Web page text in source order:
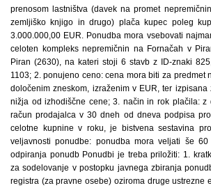
prenosom lastništva (davek na promet
zemljiško knjigo in drugo) plača kupec poleg
3.000.000,00 EUR. Ponudba mora vsebovati
celoten kompleks nepremičnin na Fornačah v
Piran (2630), na kateri stoji 6 stavb z ID-znaki
1103; 2. ponujeno ceno: cena mora biti za predmet
določenim zneskom, izraženim v EUR, ter
nižja od izhodiščne cene; 3. način in rok plačila: z
račun prodajalca v 30 dneh od dneva podpisa
celotne kupnine v roku, je bistvena sestavina
veljavnosti ponudbe: ponudba mora veljati še
odpiranja ponudb Ponudbi je treba priložiti: 1.
za sodelovanje v postopku javnega zbiranja
registra (za pravne osebe) oziroma druge ustrezne